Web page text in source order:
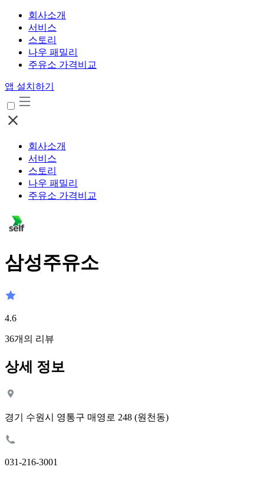
회사소개
서비스
스토리
나우 패밀리
주유소 가격비교
앱 설치하기
회사소개
서비스
스토리
나우 패밀리
주유소 가격비교
삼성주유소
4.6
36개의 리뷰
상세 정보
경기 수원시 영통구 매영로 248 (원천동)
031-216-3001